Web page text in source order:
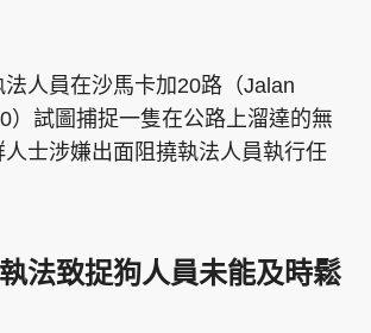
人員在沙馬卡加20路（Jalan
）試圖捕捉一隻在公路上溜達的無
士涉嫌出面阻撓執法人員執行任
法致捉狗人員未能及時鬆